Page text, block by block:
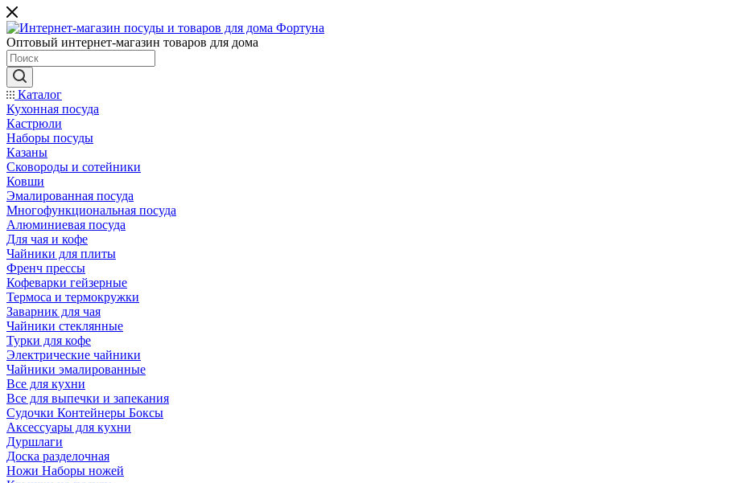
Оптовый интернет-магазин товаров для дома
Каталог
Кухонная посуда
Кастрюли
Наборы посуды
Казаны
Сковороды и сотейники
Ковши
Эмалированная посуда
Многофункциональная посуда
Алюминиевая посуда
Для чая и кофе
Чайники для плиты
Френч прессы
Кофеварки гейзерные
Термоса и термокружки
Заварник для чая
Чайники стеклянные
Турки для кофе
Электрические чайники
Чайники эмалированные
Все для кухни
Все для выпечки и запекания
Судочки Контейнеры Боксы
Аксессуары для кухни
Дуршлаги
Доска разделочная
Ножи Наборы ножей